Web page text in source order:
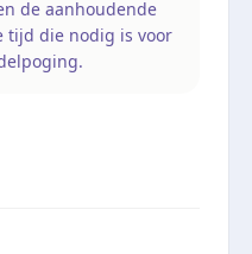
de aanhoudende
tijd die nodig is voor